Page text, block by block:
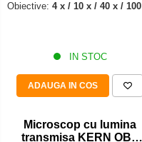
Obiective: 4 x / 10 x / 40 x /
IN STOC
ADAUGA IN COS
Microscop cu lumina
transmisa KERN OBE